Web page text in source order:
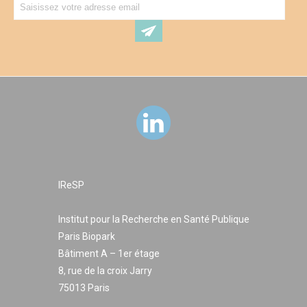
IReSP
Institut pour la Recherche en Santé Publique
Paris Biopark
Bâtiment A – 1er étage
8, rue de la croix Jarry
75013 Paris